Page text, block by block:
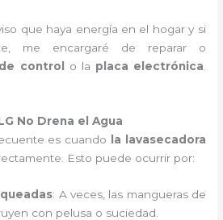
que haya energía en el hogar y si
me encargaré de reparar o
control o la placa electrónica
No Drena el Agua
es cuando
la lavasecadora
Esto puede ocurrir por:
: A veces, las mangueras de
con pelusa o suciedad.